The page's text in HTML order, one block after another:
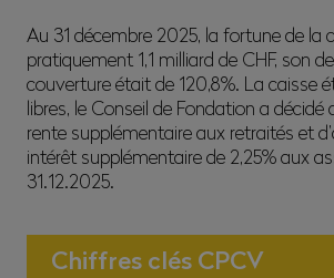
Au 31 décembre 2025, la fortune de la
pratiquement 1,1 milliard de CHF, son
couverture était de 120,8%. La caisse
libres, le Conseil de Fondation a décidé
rente supplémentaire aux retraités et
intérêt supplémentaire de 2,25% aux
31.12.2025.
Chiffres clés CPCV